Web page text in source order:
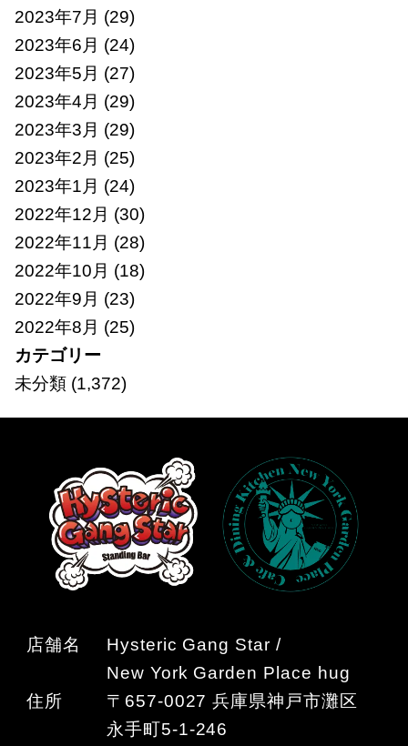
2023年7月 (29)
2023年6月 (24)
2023年5月 (27)
2023年4月 (29)
2023年3月 (29)
2023年2月 (25)
2023年1月 (24)
2022年12月 (30)
2022年11月 (28)
2022年10月 (18)
2022年9月 (23)
2022年8月 (25)
カテゴリー
未分類(1,372)
店舗名
Hysteric Gang Star /
New York Garden Place hug
住所
〒657-0027 兵庫県神戸市灘区
永手町5-1-246